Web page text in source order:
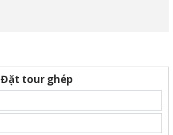
Đặt tour ghép